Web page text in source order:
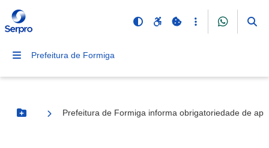
Prefeitura de Formiga
Botão Menu
Prefeitura de Formiga informa obrigatoriedade de